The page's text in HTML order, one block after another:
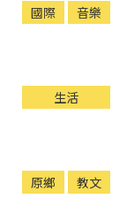
國際 音樂
生活
原鄉 教文